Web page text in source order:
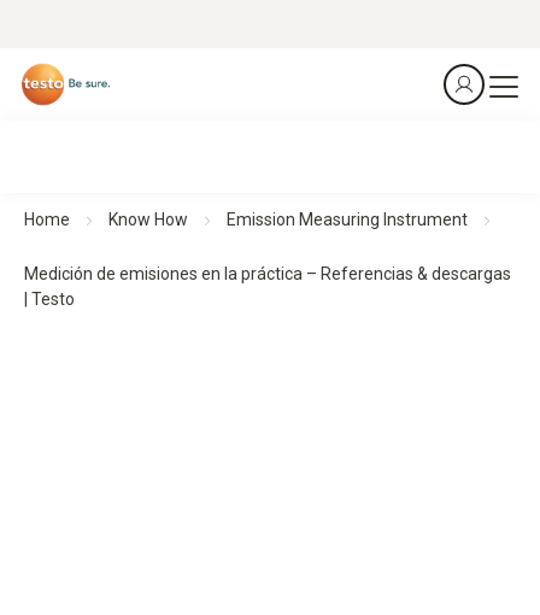
Home Know How Emission Measuring Instrument
Medición de emisiones en la práctica – Referencias & descargas
| Testo